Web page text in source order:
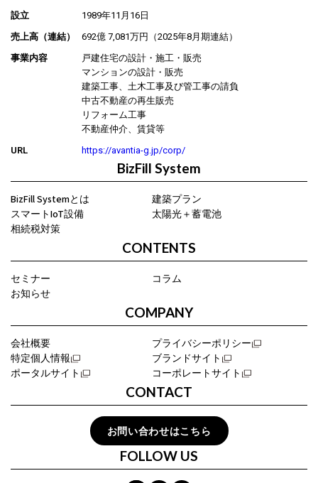
設立
1989年11月16日
売上高（連結）
692億 7,081万円（2025年8月期連結）
事業内容
戸建住宅の設計・施工・販売
マンションの設計・販売
建築工事、土木工事及び管工事の請負
中古不動産の再生販売
リフォーム工事
不動産仲介、賃貸等
URL
https://avantia-g.jp/corp/
BizFill System
BizFill Systemとは
建築プラン
スマートIoT設備
太陽光＋蓄電池
相続税対策
CONTENTS
セミナー
コラム
お知らせ
COMPANY
会社概要
プライバシーポリシー
特定個人情報
ブランドサイト
ポータルサイト
コーポレートサイト
CONTACT
お問い合わせはこちら
FOLLOW US